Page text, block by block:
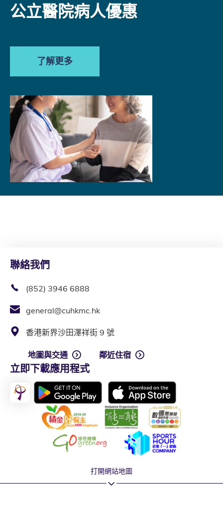
公立醫院病人優惠
了解更多
聯絡我們
(852) 3946 6888
general@cuhkmc.hk
香港新界沙田澤祥街 9 號
地圖與交通 鄰近住宿
立即下載應用程式
打開網站地圖